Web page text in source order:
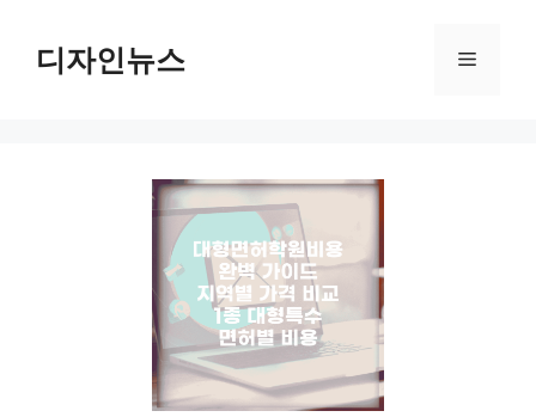
디자인뉴스 메